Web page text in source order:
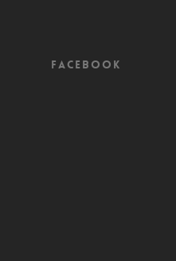
Facebook